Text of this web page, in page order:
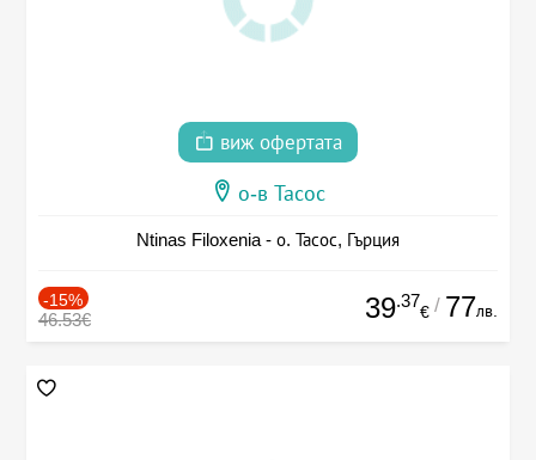
виж офертата
о-в Тасос
Ntinas Filoxenia - о. Тасос, Гърция
-15%
46.53€ 39.37
€ / 77лв.